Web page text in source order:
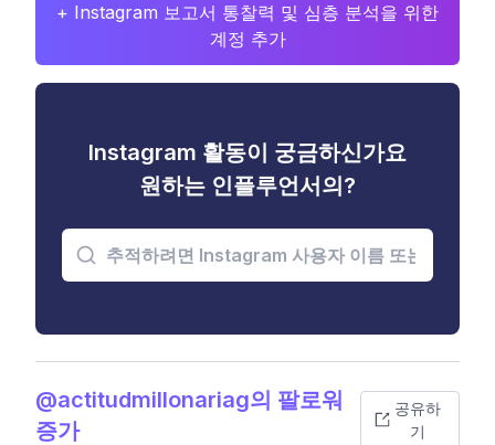
+ Instagram 보고서 통찰력 및 심층 분석을 위한
계정 추가
Instagram 활동이 궁금하신가요
원하는 인플루언서의?
@actitudmillonariag의 팔로워
증가
공유하
기